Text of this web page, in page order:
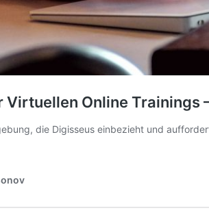
Virtuellen Online Trainings
die Digisseus einbezieht und